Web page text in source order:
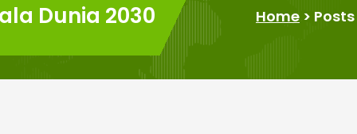
Dunia 2030 Home >